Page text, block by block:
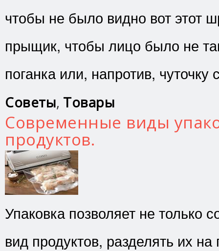
чтобы не было видно вот этот
прыщик, чтобы лицо было не
поганка или, напротив, чуточку
Советы, Товары
Современные виды
продуктов.
Упаковка позволяет не только
вид продуктов, разделять их